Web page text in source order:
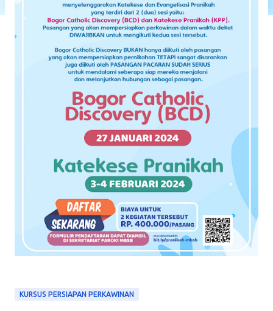
KURSUS PERSIAPAN PERKAWINAN